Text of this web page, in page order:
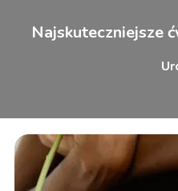
Najskuteczniejsze